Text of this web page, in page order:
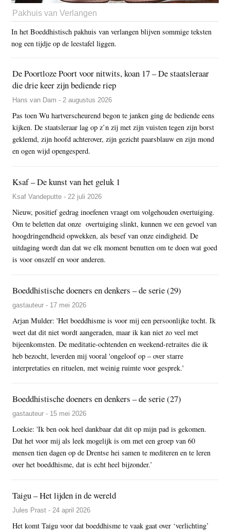
Pakhuis van Verlangen
In het Boeddhistisch pakhuis van verlangen blijven sommige teksten
nog een tijdje op de leestafel liggen.
De Poortloze Poort voor nitwits, koan 17 – De staatsleraar
die drie keer zijn bediende riep
Hans van Dam - 2 augustus 2026
Pas toen Wu hartverscheurend begon te janken ging de bediende eens
kijken. De staatsleraar lag op z’n zij met zijn vuisten tegen zijn borst
geklemd, zijn hoofd achterover, zijn gezicht paarsblauw en zijn mond
en ogen wijd opengesperd.
Ksaf – De kunst van het geluk 1
Ksaf Vandeputte - 22 juli 2026
Nieuw, positief gedrag inoefenen vraagt om volgehouden overtuiging.
Om te beletten dat onze overtuiging slinkt, kunnen we een gevoel van
hoogdringendheid opwekken, als besef van onze eindigheid. De
uitdaging wordt dan dat we elk moment benutten om te doen wat goed
is voor onszelf en voor anderen.
Boeddhistische doeners en denkers – de serie (29)
gastauteur - 17 mei 2026
Arjan Mulder: 'Het boeddhisme is voor mij een persoonlijke tocht. Ik
weet dat dit niet wordt aangeraden, maar ik kan niet zo veel met
bijeenkomsten. De meditatie-ochtenden en weekend-retraites die ik
heb bezocht, leverden mij vooral 'ongeloof op – over starre
interpretaties en rituelen, met weinig ruimte voor gesprek.'
Boeddhistische doeners en denkers – de serie (27)
gastauteur - 15 mei 2026
Loekie: 'Ik ben ook heel dankbaar dat dit op mijn pad is gekomen.
Dat het voor mij als leek mogelijk is om met een groep van 60
mensen tien dagen op de Drentse hei samen te mediteren en te leren
over het boeddhisme, dat is echt heel bijzonder.’
Taigu – Het lijden in de wereld
Jules Prast - 24 april 2026
Het komt Taigu voor dat boeddhisme te vaak gaat over ‘verlichting’